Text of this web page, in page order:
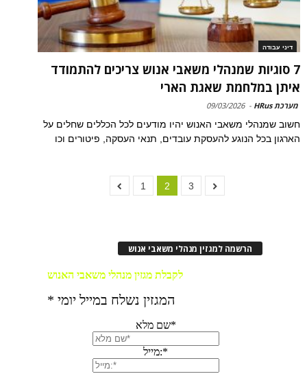
דיני עבודה
7 סוגיות שמנהלי משאבי אנוש צריכים להתמודד
איתן במלחמת שאגת הארי
מערכת HRus -
09/03/2026
חשוב שמנהלי משאבי האנוש יהיו מודעים לכל הכללים שחלים על
הארגון בכל הנוגע להעסקת עובדים, תנאי העסקה, פיטורים וכו
1 2 3
הרשמה למגזין מנהלי משאבי אנוש